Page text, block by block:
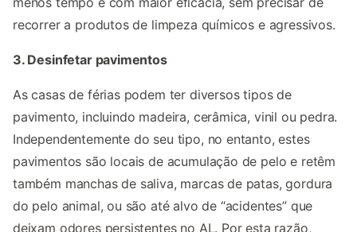
recorrer a produtos de limpeza químicos e agressivos.
3. Desinfetar pavimentos
As casas de férias podem ter diversos tipos de
pavimento, incluindo madeira, cerâmica, vinil ou pedra.
Independentemente do seu tipo, no entanto, estes
pavimentos são locais de acumulação de pelo e retêm
também manchas de saliva, marcas de patas, gordura
do pelo animal, ou são até alvo de “acidentes” que
deixam odores persistentes no AL. Por esta razão,